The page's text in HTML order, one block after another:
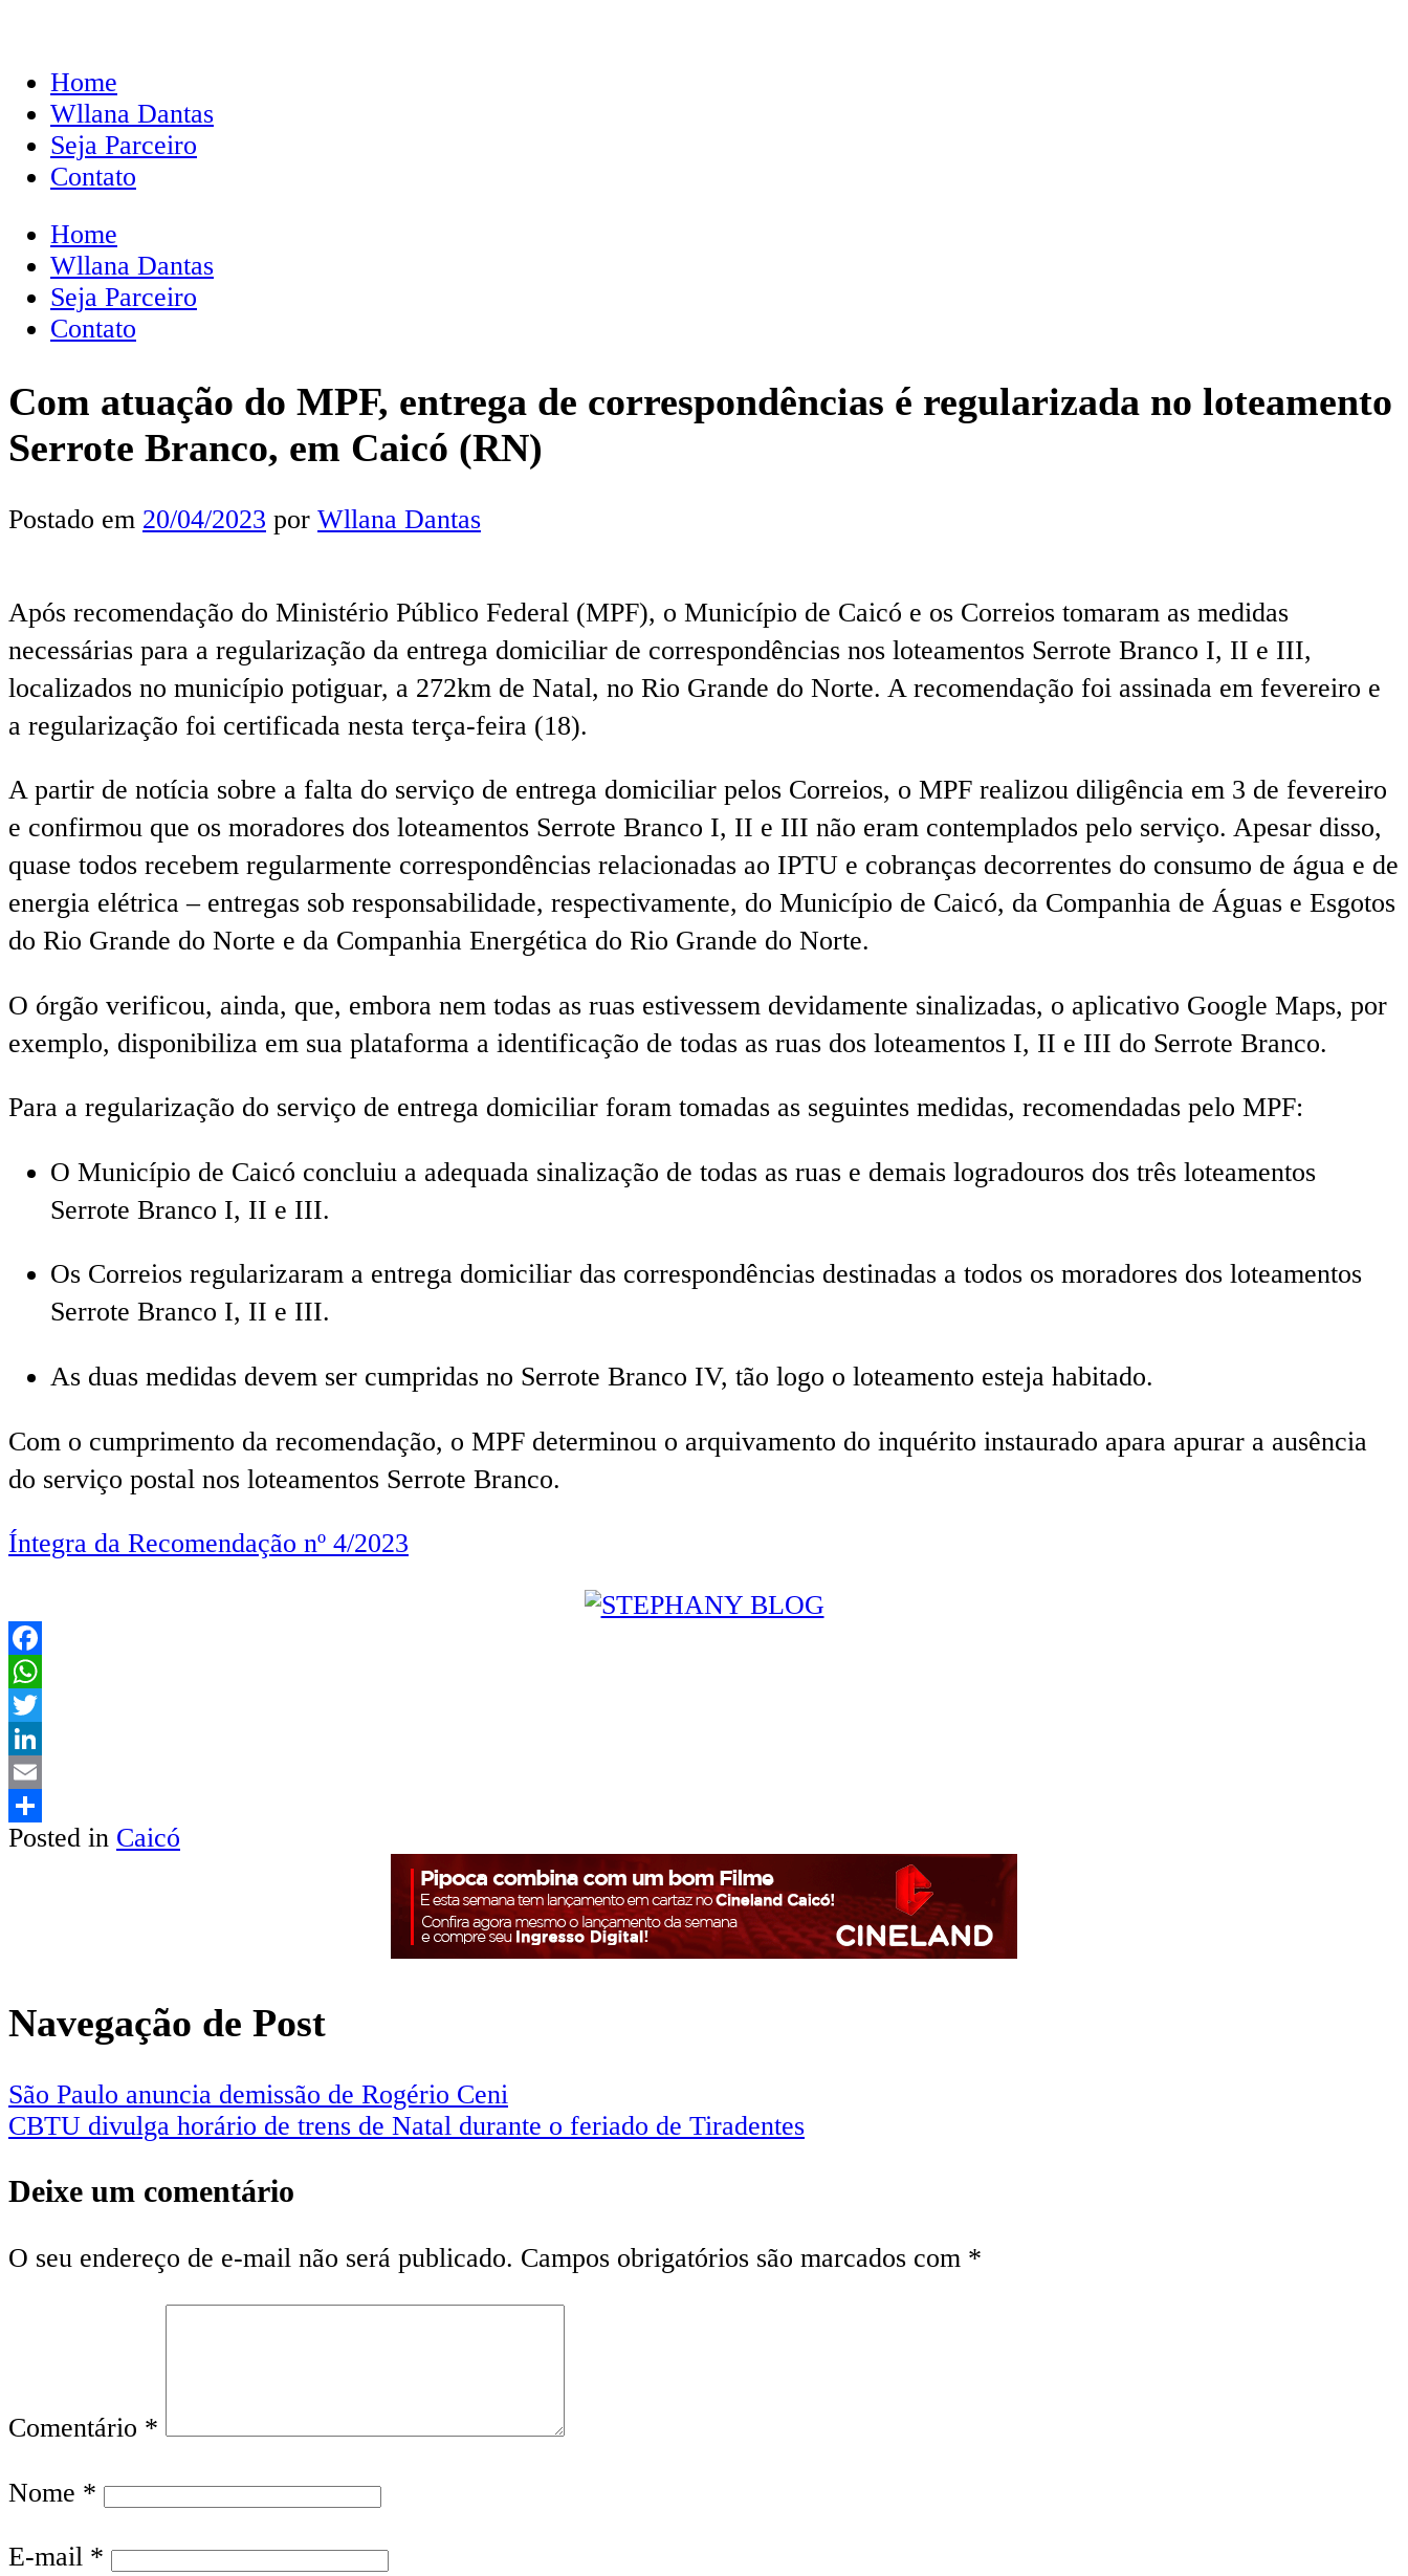
Home
Wllana Dantas
Seja Parceiro
Contato
Home
Wllana Dantas
Seja Parceiro
Contato
Com atuação do MPF, entrega de correspondências é regularizada no loteamento
Serrote Branco, em Caicó (RN)
Postado em 20/04/2023 por Wllana Dantas
Após recomendação do Ministério Público Federal (MPF), o Município de Caicó e os Correios tomaram as medidas
necessárias para a regularização da entrega domiciliar de correspondências nos loteamentos Serrote Branco I, II e III,
localizados no município potiguar, a 272km de Natal, no Rio Grande do Norte. A recomendação foi assinada em fevereiro e
a regularização foi certificada nesta terça-feira (18).
A partir de notícia sobre a falta do serviço de entrega domiciliar pelos Correios, o MPF realizou diligência em 3 de fevereiro
e confirmou que os moradores dos loteamentos Serrote Branco I, II e III não eram contemplados pelo serviço. Apesar disso,
quase todos recebem regularmente correspondências relacionadas ao IPTU e cobranças decorrentes do consumo de água e de
energia elétrica – entregas sob responsabilidade, respectivamente, do Município de Caicó, da Companhia de Águas e Esgotos
do Rio Grande do Norte e da Companhia Energética do Rio Grande do Norte.
O órgão verificou, ainda, que, embora nem todas as ruas estivessem devidamente sinalizadas, o aplicativo Google Maps, por
exemplo, disponibiliza em sua plataforma a identificação de todas as ruas dos loteamentos I, II e III do Serrote Branco.
Para a regularização do serviço de entrega domiciliar foram tomadas as seguintes medidas, recomendadas pelo MPF:
O Município de Caicó concluiu a adequada sinalização de todas as ruas e demais logradouros dos três loteamentos
Serrote Branco I, II e III.
Os Correios regularizaram a entrega domiciliar das correspondências destinadas a todos os moradores dos loteamentos
Serrote Branco I, II e III.
As duas medidas devem ser cumpridas no Serrote Branco IV, tão logo o loteamento esteja habitado.
Com o cumprimento da recomendação, o MPF determinou o arquivamento do inquérito instaurado apara apurar a ausência
do serviço postal nos loteamentos Serrote Branco.
Íntegra da Recomendação nº 4/2023
Facebook
WhatsApp
Twitter
LinkedIn
Email
Share
Posted in Caicó
Navegação de Post
São Paulo anuncia demissão de Rogério Ceni
CBTU divulga horário de trens de Natal durante o feriado de Tiradentes
Deixe um comentário
O seu endereço de e-mail não será publicado. Campos obrigatórios são marcados com *
Comentário *
Nome *
E-mail *